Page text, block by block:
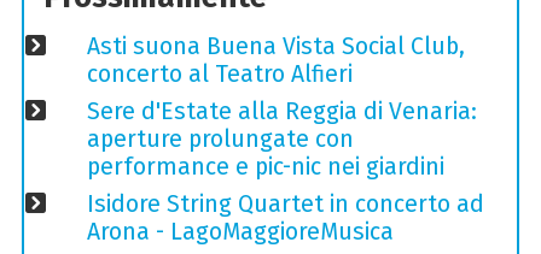
Asti suona Buena Vista Social Club,
concerto al Teatro Alfieri
Sere d'Estate alla Reggia di Venaria:
aperture prolungate con
performance e pic-nic nei giardini
Isidore String Quartet in concerto ad
Arona - LagoMaggioreMusica